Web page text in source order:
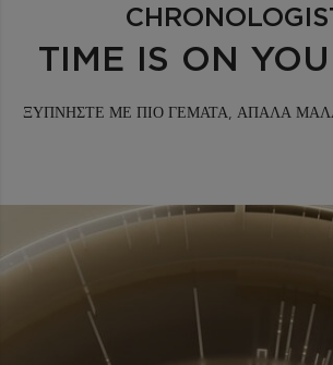
TIME IS ON
ΞΥΠΝΗΣΤΕ ΜΕ ΠΙΟ ΓΕΜΑΤΑ, ΑΠΑΛΑ